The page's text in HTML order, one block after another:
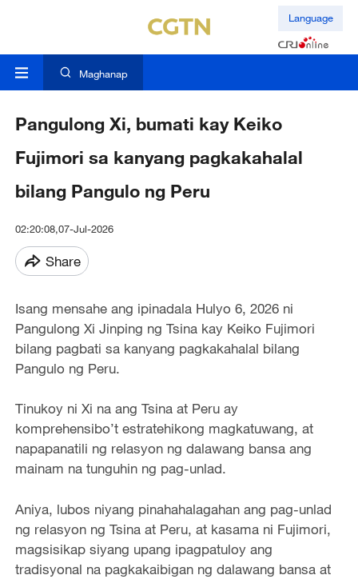
Language
Maghanap
Pangulong Xi, bumati kay Keiko
Fujimori sa kanyang pagkakahalal
bilang Pangulo ng Peru
02:20:08,07-Jul-2026
Share
Isang mensahe ang ipinadala Hulyo 6, 2026 ni
Pangulong Xi Jinping ng Tsina kay Keiko Fujimori
bilang pagbati sa kanyang pagkakahalal bilang
Pangulo ng Peru.
Tinukoy ni Xi na ang Tsina at Peru ay
komprehensibo’t estratehikong magkatuwang, at
napapanatili ng relasyon ng dalawang bansa ang
mainam na tunguhin ng pag-unlad.
Aniya, lubos niyang pinahahalagahan ang pag-unlad
ng relasyon ng Tsina at Peru, at kasama ni Fujimori,
magsisikap siyang upang ipagpatuloy ang
tradisyonal na pagkakaibigan ng dalawang bansa at